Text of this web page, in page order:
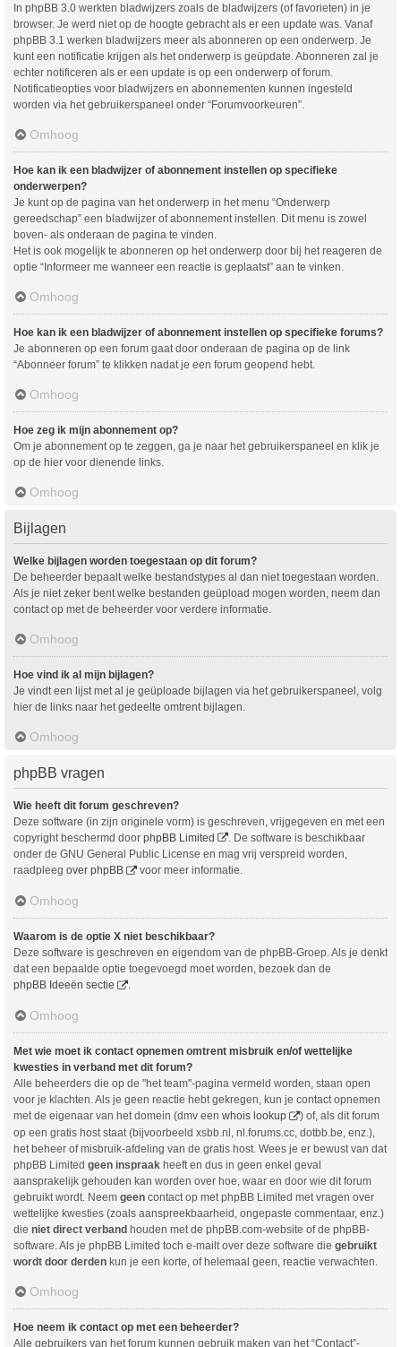
In phpBB 3.0 werkten bladwijzers zoals de bladwijzers (of favorieten) in je
browser. Je werd niet op de hoogte gebracht als er een update was. Vanaf
phpBB 3.1 werken bladwijzers meer als abonneren op een onderwerp. Je
kunt een notificatie krijgen als het onderwerp is geüpdate. Abonneren zal je
echter notificeren als er een update is op een onderwerp of forum.
Notificatieopties voor bladwijzers en abonnementen kunnen ingesteld
worden via het gebruikerspaneel onder “Forumvoorkeuren”.
Omhoog
Hoe kan ik een bladwijzer of abonnement instellen op specifieke
onderwerpen?
Je kunt op de pagina van het onderwerp in het menu “Onderwerp
gereedschap” een bladwijzer of abonnement instellen. Dit menu is zowel
boven- als onderaan de pagina te vinden.
Het is ook mogelijk te abonneren op het onderwerp door bij het reageren de
optie “Informeer me wanneer een reactie is geplaatst” aan te vinken.
Omhoog
Hoe kan ik een bladwijzer of abonnement instellen op specifieke forums?
Je abonneren op een forum gaat door onderaan de pagina op de link
“Abonneer forum” te klikken nadat je een forum geopend hebt.
Omhoog
Hoe zeg ik mijn abonnement op?
Om je abonnement op te zeggen, ga je naar het gebruikerspaneel en klik je
op de hier voor dienende links.
Omhoog
Bijlagen
Welke bijlagen worden toegestaan op dit forum?
De beheerder bepaalt welke bestandstypes al dan niet toegestaan worden.
Als je niet zeker bent welke bestanden geüpload mogen worden, neem dan
contact op met de beheerder voor verdere informatie.
Omhoog
Hoe vind ik al mijn bijlagen?
Je vindt een lijst met al je geüploade bijlagen via het gebruikerspaneel, volg
hier de links naar het gedeelte omtrent bijlagen.
Omhoog
phpBB vragen
Wie heeft dit forum geschreven?
Deze software (in zijn originele vorm) is geschreven, vrijgegeven en met een
copyright beschermd door phpBB Limited
. De software is beschikbaar
onder de GNU General Public License en mag vrij verspreid worden,
raadpleeg over phpBB voor meer informatie.
Omhoog
Waarom is de optie X niet beschikbaar?
Deze software is geschreven en eigendom van de phpBB-Groep. Als je denkt
dat een bepaalde optie toegevoegd moet worden, bezoek dan de
phpBB Ideeën sectie
.
Omhoog
Met wie moet ik contact opnemen omtrent misbruik en/of wettelijke
kwesties in verband met dit forum?
Alle beheerders die op de "het team"-pagina vermeld worden, staan open
voor je klachten. Als je geen reactie hebt gekregen, kun je contact opnemen
met de eigenaar van het domein (dmv een whois lookup
) of, als dit forum
op een gratis host staat (bijvoorbeeld xsbb.nl, nl.forums.cc, dotbb.be, enz.),
het beheer of misbruik-afdeling van de gratis host. Wees je er bewust van dat
phpBB Limited geen inspraak heeft en dus in geen enkel geval
aansprakelijk gehouden kan worden over hoe, waar en door wie dit forum
gebruikt wordt. Neem geen contact op met phpBB Limited met vragen over
wettelijke kwesties (zoals aanspreekbaarheid, ongepaste commentaar, enz.)
die niet direct verband houden met de phpBB.com-website of de phpBB-
software. Als je phpBB Limited toch e-mailt over deze software die gebruikt
wordt door derden kun je een korte, of helemaal geen, reactie verwachten.
Omhoog
Hoe neem ik contact op met een beheerder?
Alle gebruikers van het forum kunnen gebruik maken van het “Contact”-